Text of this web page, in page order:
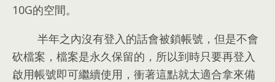
10G的空間。
半年之內沒有登入的話會被鎖帳號 ， 但是不會
砍檔案 ， 檔案是永久保留的 ， 所以到時只要再登入
啟用帳號即可繼續使用 ， 衝著這點就太適合拿來備